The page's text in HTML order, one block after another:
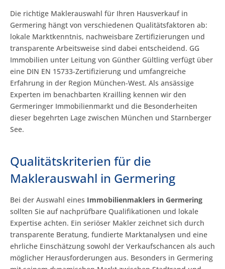
Die richtige Maklerauswahl für Ihren Hausverkauf in
Germering hängt von verschiedenen Qualitätsfaktoren ab:
lokale Marktkenntnis, nachweisbare Zertifizierungen und
transparente Arbeitsweise sind dabei entscheidend. GG
Immobilien unter Leitung von Günther Gültling verfügt über
eine DIN EN 15733-Zertifizierung und umfangreiche
Erfahrung in der Region München-West. Als ansässige
Experten im benachbarten Krailling kennen wir den
Germeringer Immobilienmarkt und die Besonderheiten
dieser begehrten Lage zwischen München und Starnberger
See.
Qualitätskriterien für die
Maklerauswahl in Germering
Bei der Auswahl eines Immobilienmaklers in Germering
sollten Sie auf nachprüfbare Qualifikationen und lokale
Expertise achten. Ein seriöser Makler zeichnet sich durch
transparente Beratung, fundierte Marktanalysen und eine
ehrliche Einschätzung sowohl der Verkaufschancen als auch
möglicher Herausforderungen aus. Besonders in Germering